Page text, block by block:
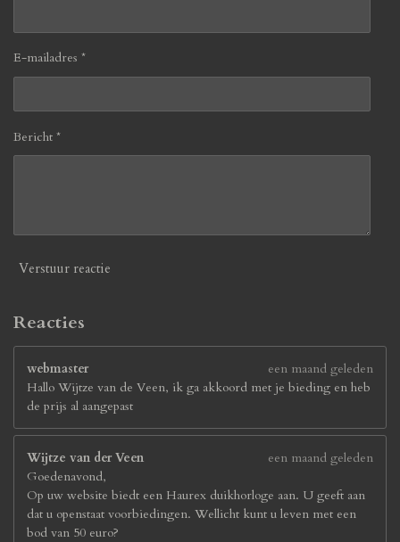
E-mailadres *
Bericht *
Verstuur reactie
Reacties
webmaster
een maand geleden
Hallo Wijtze van de Veen, ik ga akkoord met je bieding en heb
de prijs al aangepast
Wijtze van der Veen
een maand geleden
Goedenavond,
Op uw website biedt een Haurex duikhorloge aan. U geeft aan
dat u openstaat voorbiedingen. Wellicht kunt u leven met een
bod van 50 euro?